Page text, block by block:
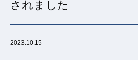
されました
2023.10.15